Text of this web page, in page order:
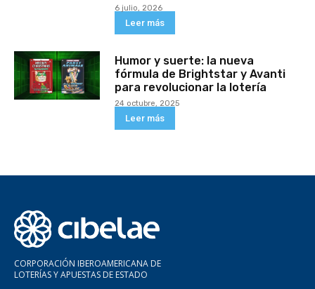
6 julio, 2026
Leer más
Humor y suerte: la nueva
fórmula de Brightstar y Avanti
para revolucionar la lotería
24 octubre, 2025
Leer más
CORPORACIÓN IBEROAMERICANA DE
LOTERÍAS Y APUESTAS DE ESTADO